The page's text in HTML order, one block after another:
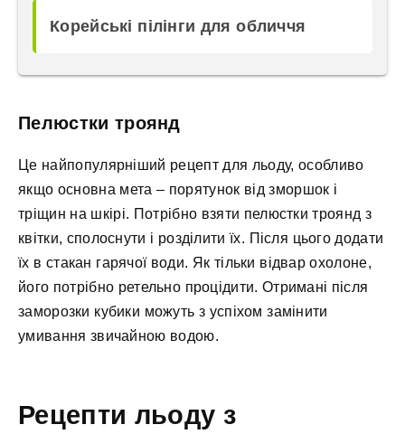
Корейські пілінги для обличчя
Пелюстки троянд
Це найпопулярніший рецепт для льоду, особливо
якщо основна мета – порятунок від зморшок і
тріщин на шкірі. Потрібно взяти пелюстки троянд з
квітки, сполоснути і розділити їх. Після цього додати
їх в стакан гарячої води. Як тільки відвар охолоне,
його потрібно ретельно процідити. Отримані після
заморозки кубики можуть з успіхом замінити
умивання звичайною водою.
Рецепти льоду з